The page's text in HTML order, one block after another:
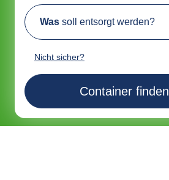
Was soll entsorgt werden?
Nicht sicher?
Container finden